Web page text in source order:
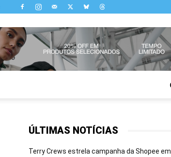
ÚLTIMAS NOTÍCIAS
Terry Crews estrela campanha da Shopee em